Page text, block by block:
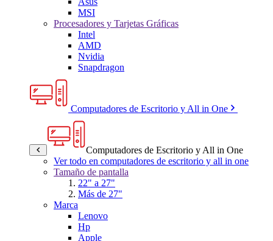
MSI
Procesadores y Tarjetas Gráficas
Intel
AMD
Nvidia
Snapdragon
Computadores de Escritorio y All in One
Computadores de Escritorio y All in One
Ver todo en computadores de escritorio y all in one
Tamaño de pantalla
22" a 27"
Más de 27"
Marca
Lenovo
Hp
Apple